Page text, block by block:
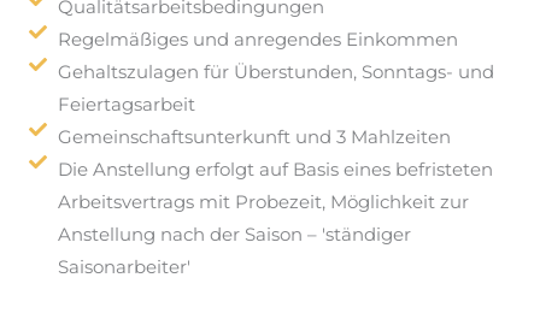
Qualitätsarbeitsbedingungen
Regelmäßiges und anregendes Einkommen
Gehaltszulagen für Überstunden, Sonntags- und
Feiertagsarbeit
Gemeinschaftsunterkunft und 3 Mahlzeiten
Die Anstellung erfolgt auf Basis eines befristeten
Arbeitsvertrags mit Probezeit, Möglichkeit zur
Anstellung nach der Saison – 'ständiger
Saisonarbeiter'